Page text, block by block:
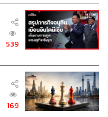
539
169